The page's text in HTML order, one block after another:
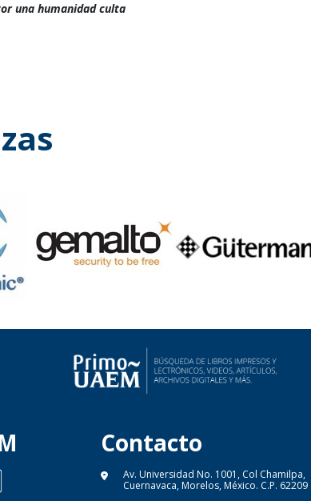
una humanidad culta
Contacto
Av. Universidad No. 1001, Col Chamilpa,
Cuernavaca, Morelos, México. C.P. 62209